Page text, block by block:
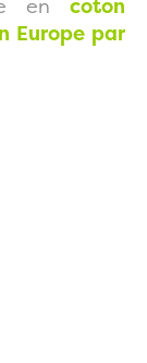
en coton
Europe par